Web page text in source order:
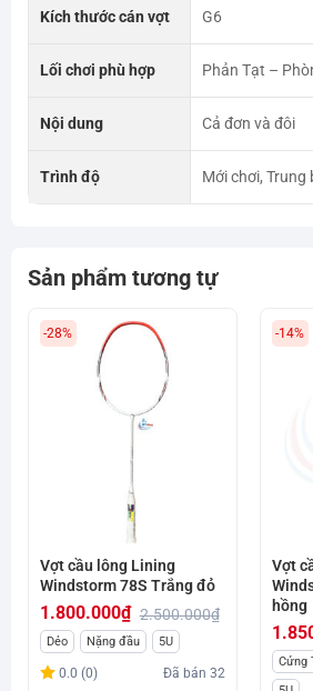
Kích thước cán vợt G6
Lối chơi phù hợp Phản Tạt –
Nội dung Cả đơn và đôi
Trình độ Mới chơi, Trung
Sản phẩm tương tự
-28%
Vợt cầu lông Lining
Windstorm 78S Trắng đỏ
2.500.000₫
Giá
gốc
1.800.000₫
Giá
hiện
Dẻo Nặng đầu 5U
0.0 (0) Đã bán32
-14%
Vợt
hồng
Giá
gốc
Giá
hiện
Cứng